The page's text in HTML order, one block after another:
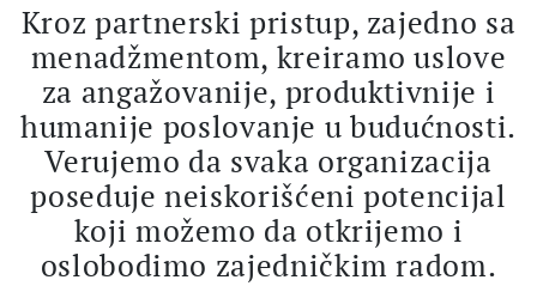
Kroz partnerski pristup, zajedno sa
menadžmentom, kreiramo uslove
za angažovanije, produktivnije i
humanije poslovanje u budućnosti.
Verujemo da svaka organizacija
poseduje neiskorišćeni potencijal
koji možemo da otkrijemo i
oslobodimo zajedničkim radom.